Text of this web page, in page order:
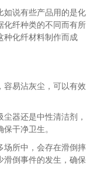
说有些产品用的是化
化纤种类的不同而有所
种化纤材料制作而成
易沾灰尘，可以有效
器还是中性清洁剂，
干净卫生。
所中，会存在滑倒摔
滑倒事件的发生，确保